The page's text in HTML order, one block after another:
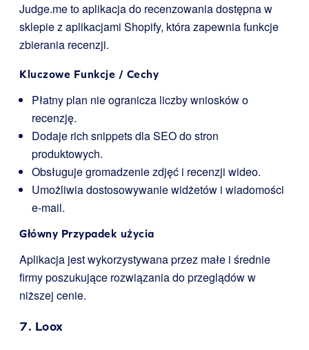
Judge.me to aplikacja do recenzowania dostępna w
sklepie z aplikacjami Shopify, która zapewnia funkcje
zbierania recenzji.
Kluczowe Funkcje / Cechy
Płatny plan nie ogranicza liczby wniosków o
recenzję.
Dodaje rich snippets dla SEO do stron
produktowych.
Obsługuje gromadzenie zdjęć i recenzji wideo.
Umożliwia dostosowywanie widżetów i wiadomości
e-mail.
Główny Przypadek użycia
Aplikacja jest wykorzystywana przez małe i średnie
firmy poszukujące rozwiązania do przeglądów w
niższej cenie.
7. Loox